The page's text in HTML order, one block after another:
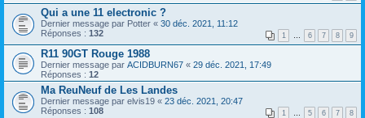
Qui a une 11 electronic ?
Dernier message par Potter « 30 déc. 2021, 11:12
Réponses : 132 1 6 7 8 9
R11 90GT Rouge 1988
Dernier message par ACIDBURN67 « 29 déc. 2021, 17:49
Réponses : 12
Ma ReuNeuf de Les Landes
Dernier message par elvis19 « 23 déc. 2021, 20:47
Réponses : 108 1 5 6 7 8